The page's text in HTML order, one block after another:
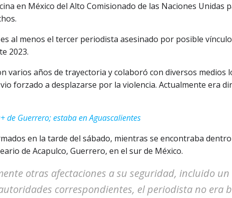
en México del Alto Comisionado de las Naciones Unidas
es al menos el tercer periodista asesinado por posible
2023.
varios años de trayectoria y colaboró con diversos medios
forzado a desplazarse por la violencia. Actualmente era
de Guerrero; estaba en Aguascalientes
en la tarde del sábado, mientras se encontraba
de Acapulco, Guerrero, en el sur de México.
otras afectaciones a su seguridad, incluido
correspondientes, el periodista no era